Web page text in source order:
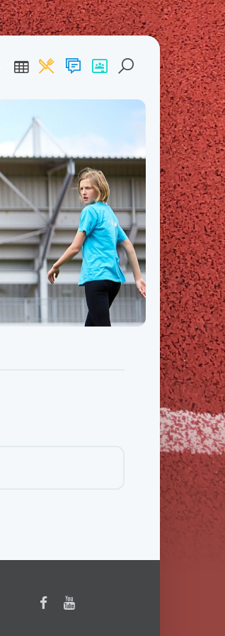
Třída I. C
Třída II. C
Třída III. C
Třída IV. C
Třída V. C
Třída VI. C
Třída VII. C
Třída VIII. C